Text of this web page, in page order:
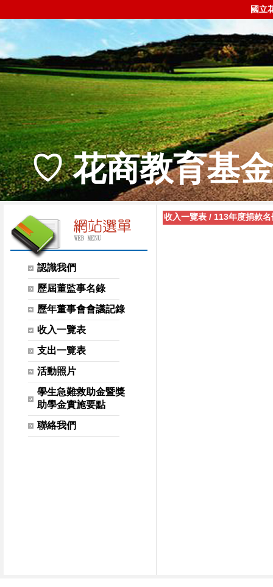
國立
♡ 花商教育基
認識我們
歷屆董監事名錄
歷年董事會會議記錄
收入一覽表
支出一覽表
活動照片
學生急難救助金暨獎
助學金實施要點
聯絡我們
收入一覽表 / 113年度捐款名